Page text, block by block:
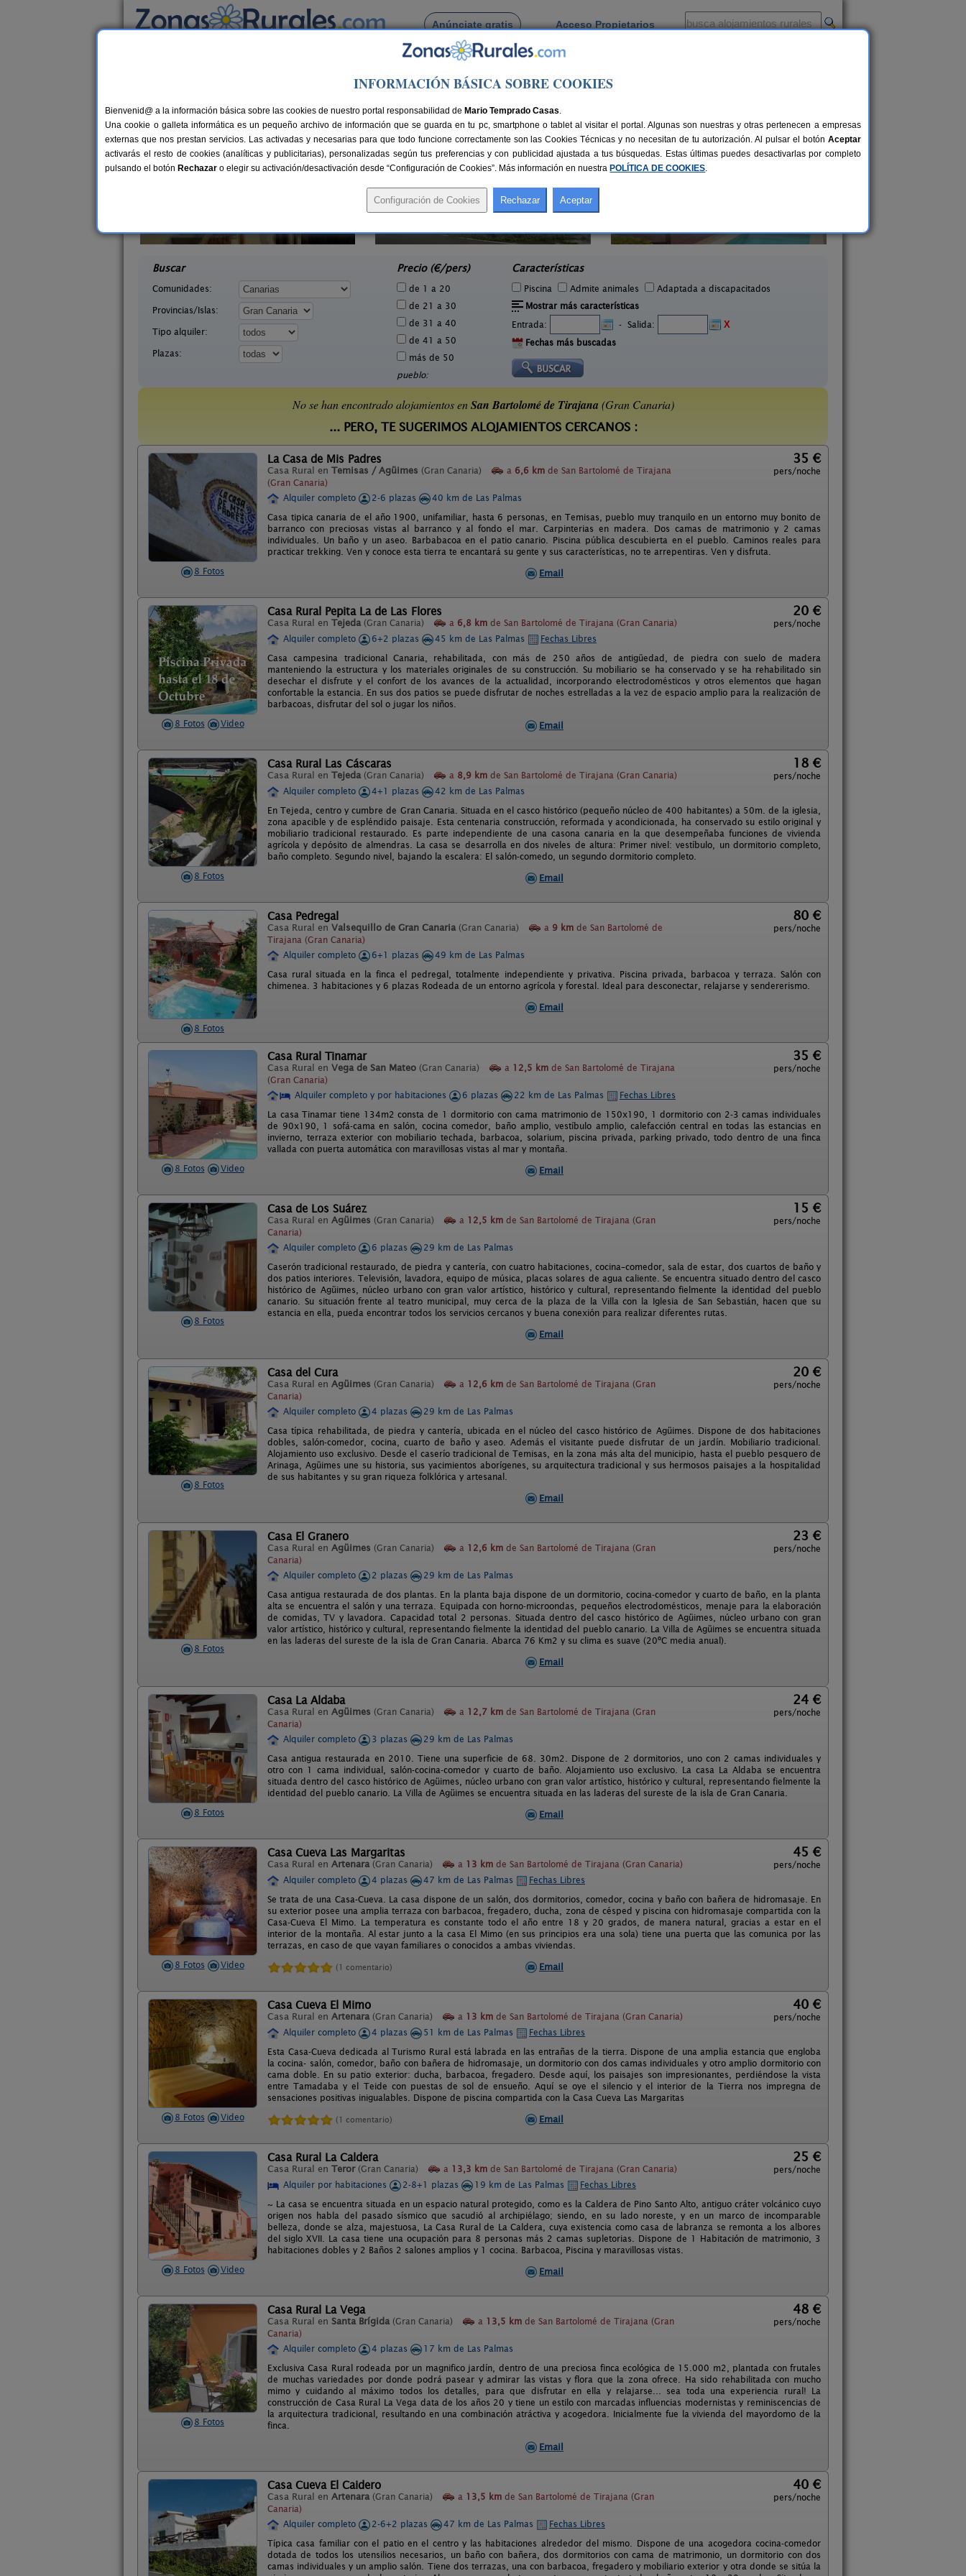
Anúnciate gratis Acceso Propietarios
Busca por pueblo
> San Bartolomé de Tirajana
Casas Rurales cerca de San Bartolomé de Tirajana
23 €
Casa Rural Tinamar
Buscar
Comunidades:
Provincias/Islas:
Tipo alquiler:
Plazas:
Precio (€/pers)
de 1 a 20
de 21 a 30
de 31 a 40
de 41 a 50
más de 50
pueblo:
Características
Piscina Admite animales
Adaptada a discapacitados
Mostrar más características
Entrada:
- Salida:
X
Fechas más buscadas
No se han encontrado alojamientos enSan Bartolomé de Tirajana (Gran Canaria)
... PERO, TE SUGERIMOS ALOJAMIENTOS CERCANOS :
8 Fotos
La Casa de Mis Padres
Casa Rural en Temisas / Agüimes (Gran Canaria) a 6,6 km de San Bartolomé de Tirajana
(Gran Canaria)
35 €
pers/noche
Alquiler completo 2-6 plazas
40 km de Las Palmas
Casa tipica canaria de el año 1900, unifamiliar, hasta 6 personas, en Temisas, pueblo muy tranquilo en un entorno muy bonito de
barranco con preciosas vistas al barranco y al fondo el mar. Carpinterias en madera. Dos camas de matrimonio y 2 camas
individuales. Un baño y un aseo. Barbabacoa en el patio canario. Piscina pública descubierta en el pueblo. Caminos reales para
practicar trekking. Ven y conoce esta tierra te encantará su gente y sus características, no te arrepentiras. Ven y disfruta.
Email
8 Fotos Video
Casa Rural Pepita La de Las Flores
Casa Rural en Tejeda (Gran Canaria) a 6,8 km de San Bartolomé de Tirajana (Gran Canaria)
20 €
pers/noche
Alquiler completo
6+2 plazas 45 km de Las Palmas
Fechas Libres
Casa campesina tradicional Canaria, rehabilitada, con más de 250 años de antigüedad, de piedra con suelo de madera
manteniendo la estructura y los materiales originales de su construcción. Su mobiliario se ha conservado y se ha rehabilitado sin
desechar el disfrute y el confort de los avances de la actualidad, incorporando electrodomésticos y otros elementos que hagan
confortable la estancia. En sus dos patios se puede disfrutar de noches estrelladas a la vez de espacio amplio para la realización de
barbacoas, disfrutar del sol o jugar los niños.
Email
8 Fotos
Casa Rural Las Cáscaras
Casa Rural en Tejeda (Gran Canaria) a 8,9 km de San Bartolomé de Tirajana (Gran Canaria)
18 €
pers/noche
Alquiler completo
4+1 plazas
42 km de Las Palmas
En Tejeda, centro y cumbre de Gran Canaria. Situada en el casco histórico (pequeño núcleo de 400 habitantes) a 50m. de la iglesia,
zona apacible y de espléndido paisaje. Esta centenaria construcción, reformada y acondicionada, ha conservado su estilo original y
mobiliario tradicional restaurado. Es parte independiente de una casona canaria en la que desempeñaba funciones de vivienda
agrícola y depósito de almendras. La casa se desarrolla en dos niveles de altura: Primer nivel: vestíbulo, un dormitorio completo,
baño completo. Segundo nivel, bajando la escalera: El salón-comedo, un segundo dormitorio completo.
Email
8 Fotos
Casa Pedregal
Casa Rural en Valsequillo de Gran Canaria (Gran Canaria) a 9 km de San Bartolomé de
Tirajana (Gran Canaria)
80 €
pers/noche
Alquiler completo 6+1 plazas
49 km de Las Palmas
Casa rural situada en la finca el pedregal, totalmente independiente y privativa. Piscina privada, barbacoa y terraza. Salón con
chimenea. 3 habitaciones y 6 plazas Rodeada de un entorno agrícola y forestal. Ideal para desconectar, relajarse y sendererismo.
Email
8 Fotos Video
Casa Rural Tinamar
Casa Rural en Vega de San Mateo (Gran Canaria) a 12,5 km de San Bartolomé de Tirajana
(Gran Canaria)
35 €
pers/noche
Alquiler completo y por habitaciones 6 plazas 22 km de Las Palmas
Fechas Libres
La casa Tinamar tiene 134m2 consta de 1 dormitorio con cama matrimonio de 150x190, 1 dormitorio con 2-3 camas individuales
de 90x190, 1 sofá-cama en salón, cocina comedor, baño amplio, vestíbulo amplio, calefacción central en todas las estancias en
invierno, terraza exterior con mobiliario techada, barbacoa, solarium, piscina privada, parking privado, todo dentro de una finca
vallada con puerta automática con maravillosas vistas al mar y montaña.
Email
8 Fotos
Casa de Los Suárez
Casa Rural en Agüimes (Gran Canaria) a 12,5 km de San Bartolomé de Tirajana (Gran
Canaria)
15 €
pers/noche
Alquiler completo 6 plazas
29 km de Las Palmas
Caserón tradicional restaurado, de piedra y cantería, con cuatro habitaciones, cocina–comedor, sala de estar, dos cuartos de baño y
dos patios interiores. Televisión, lavadora, equipo de música, placas solares de agua caliente. Se encuentra situado dentro del casco
histórico de Agüimes, núcleo urbano con gran valor artí­stico, histórico y cultural, representando fielmente la identidad del pueblo
canario. Su situación frente al teatro municipal, muy cerca de la plaza de la Villa con la Iglesia de San Sebastián, hacen que su
estancia en ella, pueda encontrar todos los servicios cercanos y buena conexión para realizar diferentes rutas.
Email
8 Fotos
Casa del Cura
Casa Rural en Agüimes (Gran Canaria) a 12,6 km de San Bartolomé de Tirajana (Gran
Canaria)
20 €
pers/noche
Alquiler completo 4 plazas
29 km de Las Palmas
Casa típica rehabilitada, de piedra y cantería, ubicada en el núcleo del casco histórico de Agüimes. Dispone de dos habitaciones
dobles, salón-comedor, cocina, cuarto de baño y aseo. Además el visitante puede disfrutar de un jardín. Mobiliario tradicional.
Alojamiento uso exclusivo. Desde el caserío tradicional de Temisas, en la zona más alta del municipio, hasta el pueblo pesquero de
Arinaga, Agüimes une su historia, sus yacimientos aborígenes, su arquitectura tradicional y sus hermosos paisajes a la hospitalidad
de sus habitantes y su gran riqueza folklórica y artesanal.
Email
8 Fotos
Casa El Granero
Casa Rural en Agüimes (Gran Canaria) a 12,6 km de San Bartolomé de Tirajana (Gran
Canaria)
23 €
pers/noche
Alquiler completo 2 plazas
29 km de Las Palmas
Casa antigua restaurada de dos plantas. En la planta baja dispone de un dormitorio, cocina-comedor y cuarto de baño, en la planta
alta se encuentra el salón y una terraza. Equipada con horno-microondas, pequeños electrodomésticos, menaje para la elaboración
de comidas, TV y lavadora. Capacidad total 2 personas. Situada dentro del casco histórico de Agüimes, núcleo urbano con gran
valor artí­stico, histórico y cultural, representando fielmente la identidad del pueblo canario. La Villa de Agüimes se encuentra situada
en las laderas del sureste de la isla de Gran Canaria. Abarca 76 Km2 y su clima es suave (20ºC media anual).
Email
8 Fotos
Casa La Aldaba
Casa Rural en Agüimes (Gran Canaria) a 12,7 km de San Bartolomé de Tirajana (Gran
Canaria)
24 €
pers/noche
Alquiler completo 3 plazas
29 km de Las Palmas
Casa antigua restaurada en 2010. Tiene una superficie de 68. 30m2. Dispone de 2 dormitorios, uno con 2 camas individuales y
otro con 1 cama individual, salón-cocina-comedor y cuarto de baño. Alojamiento uso exclusivo. La casa La Aldaba se encuentra
situada dentro del casco histórico de Agüimes, núcleo urbano con gran valor artí­stico, histórico y cultural, representando fielmente la
identidad del pueblo canario. La Villa de Agüimes se encuentra situada en las laderas del sureste de la isla de Gran Canaria.
Email
8 Fotos Video
Casa Cueva Las Margaritas
Casa Rural en Artenara (Gran Canaria) a 13 km de San Bartolomé de Tirajana (Gran Canaria)
45 €
pers/noche
Alquiler completo
4 plazas 47 km de Las Palmas
Fechas Libres
Se trata de una Casa-Cueva. La casa dispone de un salón, dos dormitorios, comedor, cocina y baño con bañera de hidromasaje. En
su exterior posee una amplia terraza con barbacoa, fregadero, ducha, zona de césped y piscina con hidromasaje compartida con la
Casa-Cueva El Mimo. La temperatura es constante todo el año entre 18 y 20 grados, de manera natural, gracias a estar en el
interior de la montaña. Al estar junto a la casa El Mimo (en sus principios era una sola) tiene una puerta que las comunica por las
terrazas, en caso de que vayan familiares o conocidos a ambas viviendas.
(1 comentario) Email
8 Fotos Video
Casa Cueva El Mimo
Casa Rural en Artenara (Gran Canaria) a 13 km de San Bartolomé de Tirajana (Gran Canaria)
40 €
pers/noche
Alquiler completo
4 plazas 51 km de Las Palmas
Fechas Libres
Esta Casa-Cueva dedicada al Turismo Rural está labrada en las entrañas de la tierra. Dispone de una amplia estancia que engloba
la cocina- salón, comedor, baño con bañera de hidromasaje, un dormitorio con dos camas individuales y otro amplio dormitorio con
cama doble. En su patio exterior: ducha, barbacoa, fregadero. Desde aquí, los paisajes son impresionantes, perdiéndose la vista
entre Tamadaba y el Teide con puestas de sol de ensueño. Aquí se oye el silencio y el interior de la Tierra nos impregna de
sensaciones positivas inigualables. Dispone de piscina compartida con la Casa Cueva Las Margaritas
(1 comentario) Email
8 Fotos Video
Casa Rural La Caldera
Casa Rural en Teror (Gran Canaria) a 13,3 km de San Bartolomé de Tirajana (Gran Canaria)
25 €
pers/noche
Alquiler por habitaciones
2-8+1 plazas 19 km de Las Palmas
Fechas Libres
~ La casa se encuentra situada en un espacio natural protegido, como es la Caldera de Pino Santo Alto, antiguo cráter volcánico cuyo
origen nos habla del pasado sísmico que sacudió al archipiélago; siendo, en su lado noreste, y en un marco de incomparable
belleza, donde se alza, majestuosa, La Casa Rural de La Caldera, cuya existencia como casa de labranza se remonta a los albores
del siglo XVII. La casa tiene una ocupación para 8 personas más 2 camas supletorias. Dispone de 1 Habitación de matrimonio, 3
habitaciones dobles y 2 Baños 2 salones amplios y 1 cocina. Barbacoa, Piscina y maravillosas vistas.
Email
8 Fotos
Casa Rural La Vega
Casa Rural en Santa Brígida (Gran Canaria) a 13,5 km de San Bartolomé de Tirajana (Gran
Canaria)
48 €
pers/noche
Alquiler completo 4 plazas
17 km de Las Palmas
Exclusiva Casa Rural rodeada por un magnifico jardín, dentro de una preciosa finca ecológica de 15.000 m2, plantada con frutales
de muchas variedades por donde podrá pasear y admirar las vistas y flora que la zona ofrece. Ha sido rehabilitada con mucho
mimo y cuidando al máximo todos los detalles, para que disfrutar en ella y relajarse... sea toda una experiencia rural! La
construcción de Casa Rural La Vega data de los años 20 y tiene un estilo con marcadas influencias modernistas y reminiscencias de
la arquitectura tradicional, resultando en una combinación atráctiva y acogedora. Inicialmente fue la vivienda del mayordomo de la
finca.
Email
Casa Cueva El Caidero
Casa Rural en Artenara (Gran Canaria) a 13,5 km de San Bartolomé de Tirajana (Gran
Canaria)
40 €
pers/noche
Alquiler completo 2-6+2 plazas 47 km de Las Palmas
Fechas Libres
Típica casa familiar con el patio en el centro y las habitaciones alrededor del mismo. Dispone de una acogedora cocina-comedor
dotada de todos los utensilios necesarios, un baño con bañera, dos dormitorios con cama de matrimonio, un dormitorio con dos
camas individuales y un amplio salón. Tiene dos terrazas, una con barbacoa, fregadero y mobiliario exterior y otra donde se sitúa la
INFORMACIÓN BÁSICA SOBRE COOKIES
Bienvenid@ a la información básica sobre las cookies de nuestro portal responsabilidad de Mario Temprado Casas.
Una cookie o galleta informática es un pequeño archivo de información que se guarda en tu pc, smartphone o tablet al visitar el portal. Algunas son nuestras y otras pertenecen a empresas
externas que nos prestan servicios. Las activadas y necesarias para que todo funcione correctamente son las Cookies Técnicas y no necesitan de tu autorización. Al pulsar el botón Aceptar
activarás el resto de cookies (analíticas y publicitarias), personalizadas según tus preferencias y con publicidad ajustada a tus búsquedas. Estas últimas puedes desactivarlas por completo
pulsando el botón Rechazar o elegir su activación/desactivación desde “Configuración de Cookies”. Más información en nuestra POLÍTICA DE COOKIES.